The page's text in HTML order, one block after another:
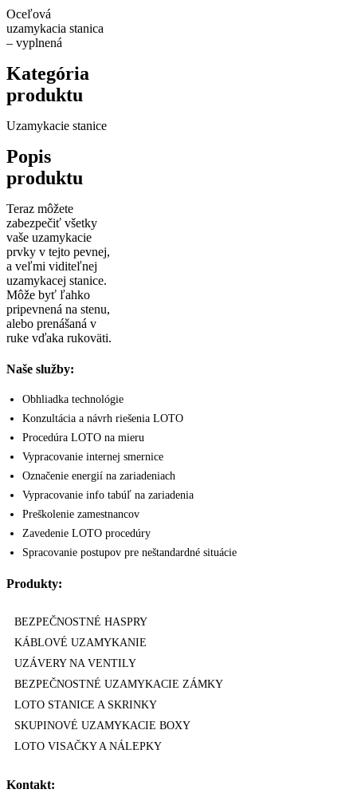
Oceľová
uzamykacia stanica
– vyplnená
Kategória
produktu
Uzamykacie stanice
Popis
produktu
Teraz môžete
zabezpečiť všetky
vaše uzamykacie
prvky v tejto pevnej,
a veľmi viditeľnej
uzamykacej stanice.
Môže byť ľahko
pripevnená na stenu,
alebo prenášaná v
ruke vďaka rukoväti.
Naše služby:
Obhliadka technológie
Konzultácia a návrh riešenia LOTO
Procedúra LOTO na mieru
Vypracovanie internej smernice
Označenie energií na zariadeniach
Vypracovanie info tabúľ na zariadenia
Preškolenie zamestnancov
Zavedenie LOTO procedúry
Spracovanie postupov pre neštandardné situácie
Produkty:
BEZPEČNOSTNÉ HASPRY
KÁBLOVÉ UZAMYKANIE
UZÁVERY NA VENTILY
BEZPEČNOSTNÉ UZAMYKACIE ZÁMKY
LOTO STANICE A SKRINKY
SKUPINOVÉ UZAMYKACIE BOXY
LOTO VISAČKY A NÁLEPKY
Kontakt: